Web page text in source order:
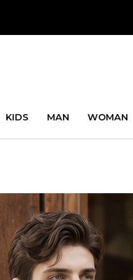
KIDS MAN WOMAN